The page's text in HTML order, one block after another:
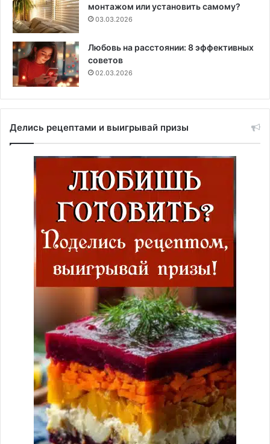
монтажом или установить самому?
03.03.2026
Любовь на расстоянии: 8 эффективных
советов
02.03.2026
Делись рецептами и выигрывай призы